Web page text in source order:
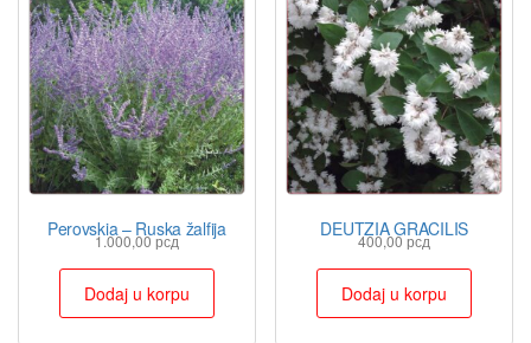
Perovskia – Ruska žalfija
1.000,00рсд
Dodaj u korpu
DEUTZIA GRACILIS
400,00рсд
Dodaj u korpu